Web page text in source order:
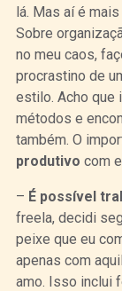
lá. Mas aí é
Sobre
no meu caos,
procrastino de
estilo. Acho que
métodos e
também. O
produtivo com
– É possível
freela, decidi
peixe que eu
apenas com
amo. Isso inclui